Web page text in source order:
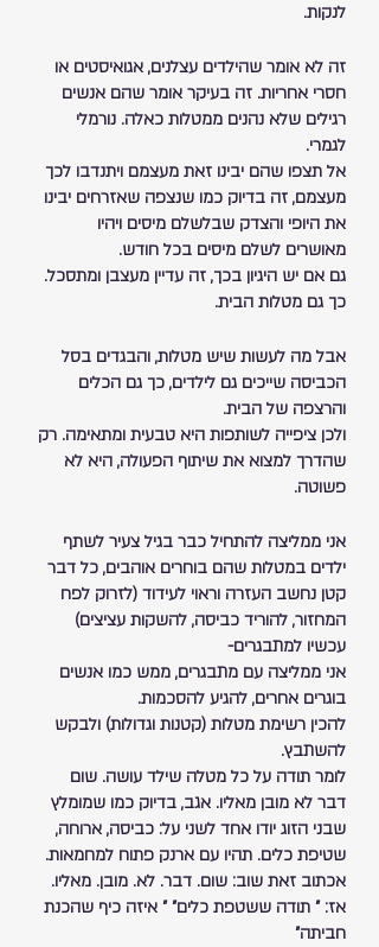
לנקות.
זה לא אומר שהילדים עצלנים, אגואיסטים או
חסרי אחריות. זה בעיקר אומר שהם אנשים
רגילים שלא נהנים ממטלות כאלה. נורמלי
לגמרי.
אל תצפו שהם יבינו זאת מעצמם ויתנדבו לכך
מעצמם, זה בדיוק כמו שנצפה שאזרחים יבינו
את היופי והצדק שבלשלם מיסים ויהיו
מאושרים לשלם מיסים בכל חודש.
גם אם יש היגיון בכך, זה עדיין מעצבן ומתסכל.
כך גם מטלות הבית.
אבל מה לעשות שיש מטלות, והבגדים בסל
הכביסה שייכים גם לילדים, כך גם הכלים
והרצפה של הבית.
ולכן ציפייה לשותפות היא טבעית ומתאימה. רק
שהדרך למצוא את שיתוף הפעולה, היא לא
פשוטה.
אני ממליצה להתחיל כבר בגיל צעיר לשתף
ילדים במטלות שהם בוחרים אוהבים, כל דבר
קטן נחשב העזרה וראוי לעידוד (לזרוק לפח
המחזור, להוריד כביסה, להשקות עציצים)
עכשיו למתבגרים-
אני ממליצה עם מתבגרים, ממש כמו אנשים
בוגרים אחרים, להגיע להסכמות.
להכין רשימת מטלות (קטנות וגדולות) ולבקש
להשתבץ.
לומר תודה על כל מטלה שילד עושה. שום
דבר לא מובן מאליו. אגב, בדיוק כמו שמומלץ
שבני הזוג יודו אחד לשני על: כביסה, ארוחה,
שטיפת כלים. תהיו עם ארנק פתוח למחמאות.
אכתוב זאת שוב: שום. דבר. לא. מובן. מאליו.
אז: " תודה ששטפת כלים" " איזה כיף שהכנת
חביתה"